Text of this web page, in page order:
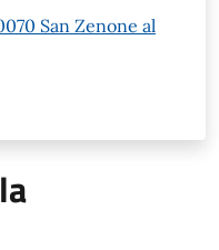
San Zenone al